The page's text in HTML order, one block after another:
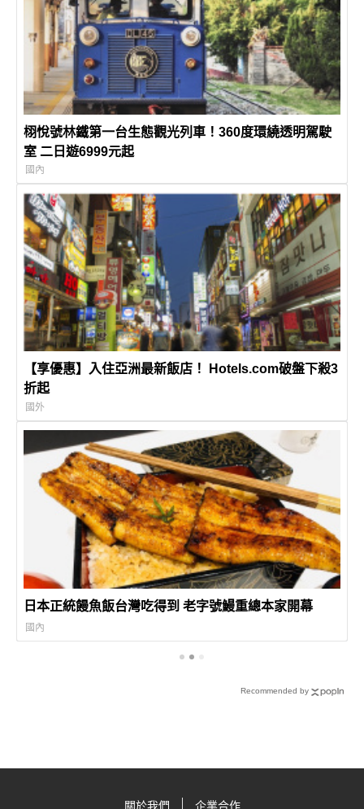
栩悅號林鐵第一台生態觀光列車！360度環繞透明駕駛
室 二日遊6999元起
國內
【享優惠】入住亞洲最新飯店！ Hotels.com破盤下殺3
折起
國外
日本正統饅魚飯台灣吃得到 老字號鰻重總本家開幕
國內
Recommended by
關於我們 企業合作